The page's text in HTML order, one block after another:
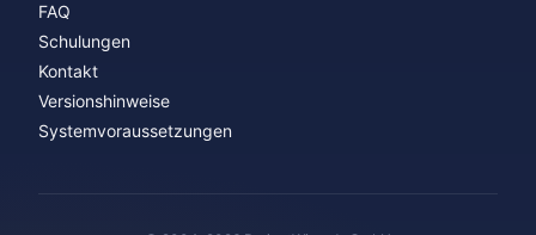
FAQ
Schulungen
Kontakt
Versionshinweise
Systemvoraussetzungen